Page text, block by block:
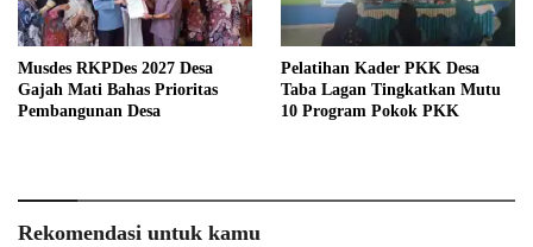
Musdes RKPDes 2027 Desa
Gajah Mati Bahas Prioritas
Pembangunan Desa
Pelatihan Kader PKK Desa
Taba Lagan Tingkatkan Mutu
10 Program Pokok PKK
Rekomendasi untuk kamu